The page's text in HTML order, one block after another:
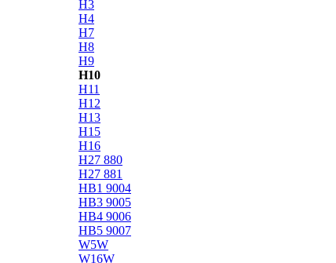
H3
H4
H7
H8
H9
H10
H11
H12
H13
H15
H16
H27 880
H27 881
HB1 9004
HB3 9005
HB4 9006
HB5 9007
W5W
W16W